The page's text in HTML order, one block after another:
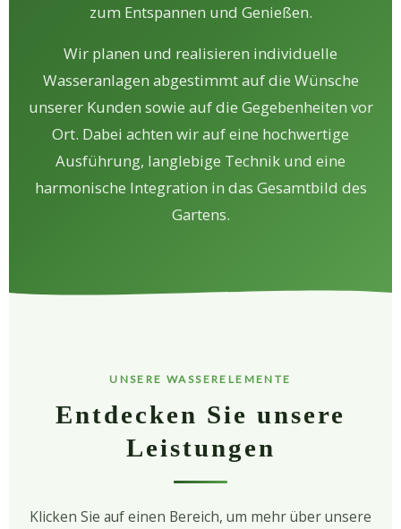
zum Entspannen und Genießen.
Wir planen und realisieren individuelle
Wasseranlagen abgestimmt auf die Wünsche
unserer Kunden sowie auf die Gegebenheiten vor
Ort. Dabei achten wir auf eine hochwertige
Ausführung, langlebige Technik und eine
harmonische Integration in das Gesamtbild des
Gartens.
UNSERE WASSERELEMENTE
Entdecken Sie unsere
Leistungen
Klicken Sie auf einen Bereich, um mehr über unsere